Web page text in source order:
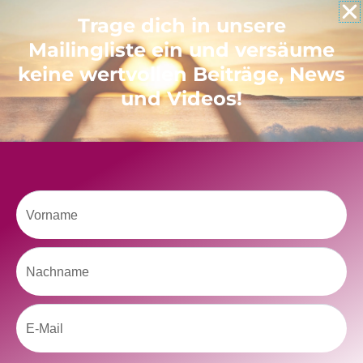
Like uns auf Facebook
Selbstliebe, Aussöhnung mit der Kindheit, Potenzial entfalten,
Trage dich in unsere
Mailingliste ein und versäume
keine wertvollen Beiträge, News
und Videos!
Vorname
Nachname
Email